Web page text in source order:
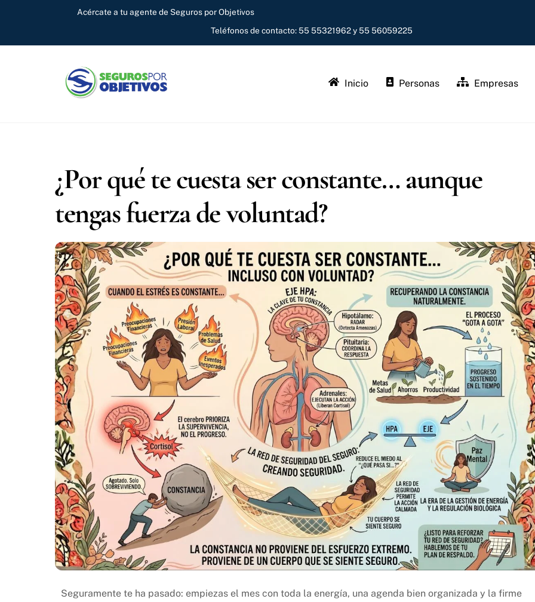
Acércate a tu agente de Seguros por Objetivos
Teléfonos de contacto: 55 55321962 y 55 56059225
Inicio Personas Empresas
¿Por qué te cuesta ser constante… aunque
tengas fuerza de voluntad?
Seguramente te ha pasado: empiezas el mes con toda la energía, una agenda bien organizada y la firme